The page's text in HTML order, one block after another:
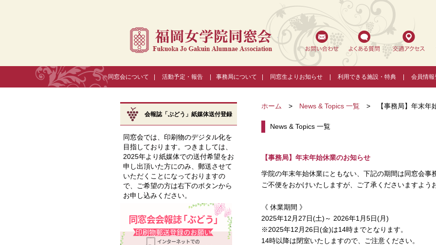
福岡女学院同窓会
同窓会について 活動予定・報告 事務局について 同窓生よりお知らせ 利用できる施設・特典 会員情報
ホーム > News & Topics 一覧 > 【事務局】年末年
News & Topics 一覧
【事務局】年末年始休業のお知らせ
学院の年末年始休業にともない、 下記の期間は同窓会事
ご不便をおかけいたしますが、 ご了承くださいますよう
《 休業期間 》
2025年12月27日(土)～ 2026年1月5日(月)
※2025年12月26日(金)は14時までとなります。
14時以降は閉室いたしますので、ご注意ください。
会報誌「ぶどう」紙媒体送付登録
同窓会では、印刷物のデジタル化を
目指しております。つきましては、
2025年より紙媒体での送付希望をお
申し出頂いた方にのみ、郵送させて
いただくことになっておりますの
で、ご希望の方は右下のボタンから
お申し込みください。